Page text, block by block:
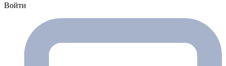
Войти